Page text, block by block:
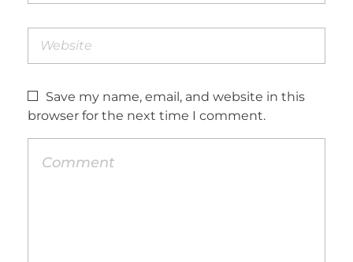
Save my name, email, and website in this
browser for the next time I comment.